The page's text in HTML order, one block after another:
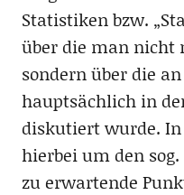
Statistiken bzw.
über die man nicht
sondern über die
hauptsächlich in
diskutiert wurde.
hierbei um den sog.
zu erwartende